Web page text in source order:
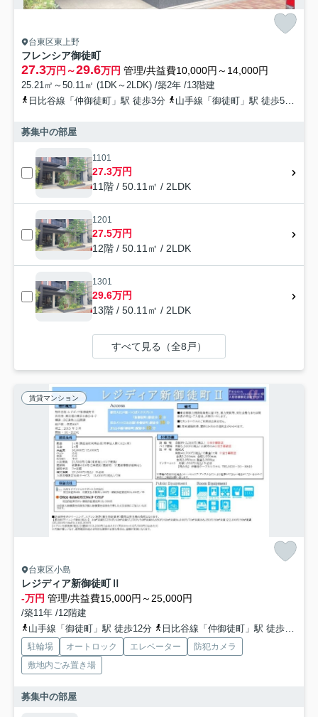
台東区東上野
フレンシア御徒町
27.3万円～29.6万円 管理/共益費10,000円～14,000円
25.21㎡～50.11㎡ (1DK～2LDK) /築2年 /13階建
日比谷線「仲御徒町」駅 徒歩3分
山手線「御徒町」駅 徒歩5分
募集中の部屋
1101
27.3万円
11階 / 50.11㎡ / 2LDK
1201
27.5万円
12階 / 50.11㎡ / 2LDK
1301
29.6万円
13階 / 50.11㎡ / 2LDK
すべて見る（全8戸）
賃貸マンション
台東区小島
レジディア新御徒町Ⅱ
-万円 管理/共益費15,000円～25,000円
/築11年 /12階建
山手線「御徒町」駅 徒歩12分
日比谷線「仲御徒町」駅 徒歩10分
駐輪場 オートロック エレベーター
防犯カメラ
敷地内ごみ置き場
募集中の部屋